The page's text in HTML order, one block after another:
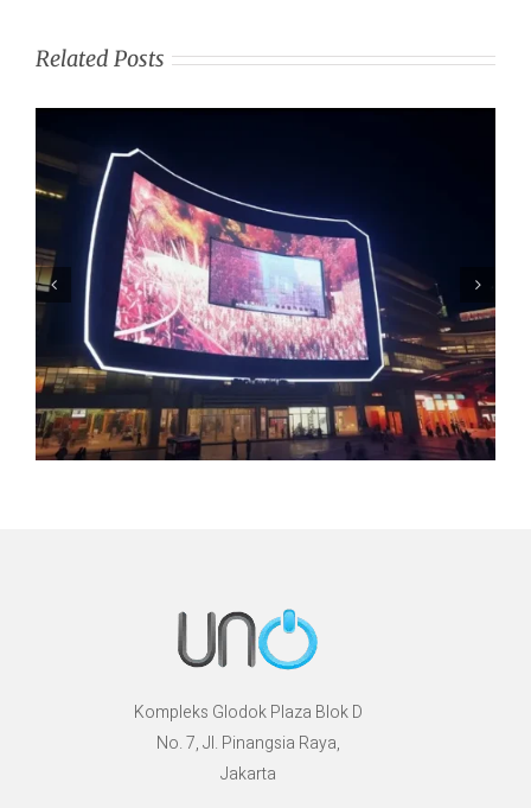
Related Posts
Kompleks Glodok Plaza Blok D
No. 7, Jl. Pinangsia Raya,
Jakarta